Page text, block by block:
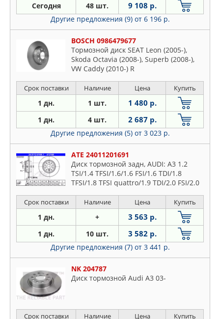
Сегодня 48 шт. 9 108 р.
Другие предложения (9) от 6 196 р.
BOSCH 0986479677
Тормозной диск SEAT Leon (2005-),
Skoda Octavia (2008-), Superb (2008-),
VW Caddy (2010-) R
Срок поставки Наличие Цена Купить
1 дн. 1 шт. 1 480 р.
1 дн. 4 шт. 2 687 р.
Другие предложения (5) от 3 023 р.
ATE 24011201691
Диск тормозной задн, AUDI: A3 1.2
TSI/1.4 TFSI/1.6/1.6 FSI/1.6 TDI/1.8
TFSI/1.8 TFSI quattro/1.9 TDI/2.0 FSI/2.0
TDI quattr
Срок поставки Наличие Цена Купить
1 дн. + 3 563 р.
1 дн. 10 шт. 3 582 р.
Другие предложения (7) от 3 441 р.
NK 204787
Диск тормозной Audi A3 03-
Срок поставки Наличие Цена Купить